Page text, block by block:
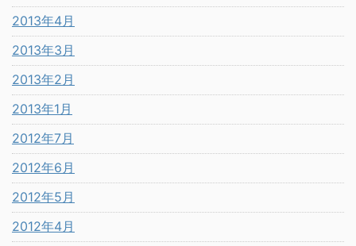
2013年4月
2013年3月
2013年2月
2013年1月
2012年7月
2012年6月
2012年5月
2012年4月